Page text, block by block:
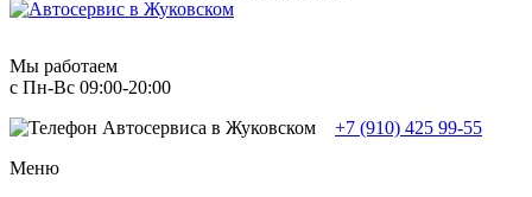
Мы работаем
с Пн-Вc 09:00-20:00
+7 (910) 425 99-55
Меню